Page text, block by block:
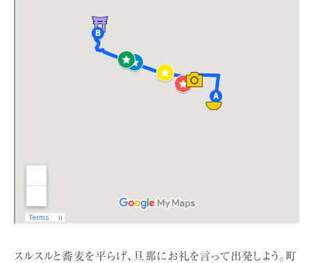
スルスルと蕎麦を平らげ、旦那にお礼を言って出発しよう。町